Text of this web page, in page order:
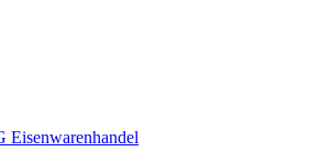
Eisenwarenhandel